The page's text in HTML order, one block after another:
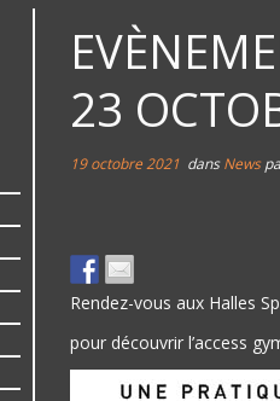
23
19 octobre 2021 dansNews
Rendez-vous aux Halles
pour découvrir l’access